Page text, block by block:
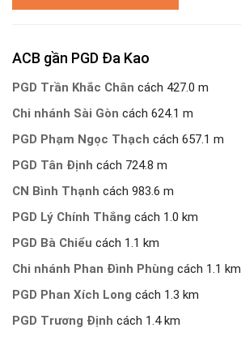
ACB gần PGD Đa Kao
PGD Trần Khắc Chân cách 427.0 m
Chi nhánh Sài Gòn cách 624.1 m
PGD Phạm Ngọc Thạch cách 657.1 m
PGD Tân Định cách 724.8 m
CN Bình Thạnh cách 983.6 m
PGD Lý Chính Thắng cách 1.0 km
PGD Bà Chiểu cách 1.1 km
Chi nhánh Phan Đình Phùng cách 1.1 km
PGD Phan Xích Long cách 1.3 km
PGD Trương Định cách 1.4 km